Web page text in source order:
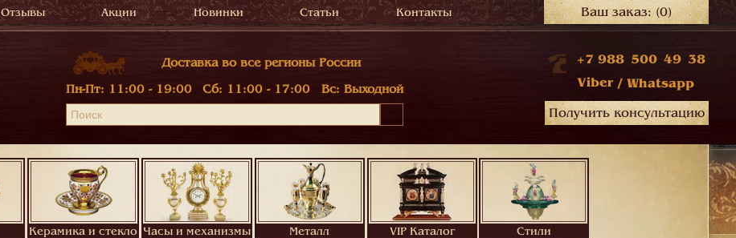
Отзывы Акции Новинки Статьи Контакты Ваш заказ:(0)
Доставка во все регионы России
Пн-Пт: 11:00 - 19:00 Сб: 11:00 - 17:00 Вс: Выходной
+7 988 500 49 38
Viber / Whatsapp
Получить консультацию
Керамика и стекло Часы и механизмы Металл VIP Каталог Стили